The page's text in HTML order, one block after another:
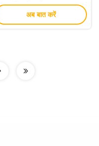
सेंट्रल एयर कंडीशनिंग के लिए
अब बात करें